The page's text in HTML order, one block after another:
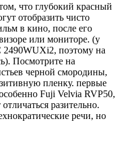
что глубокий красный
отобразить чисто
в кино, после его
или мониторе. (у
2490WUXi2, поэтому на
Посмотрите на
черной смородины,
пленку. первые
Fuji Velvia RVP50,
разительно.
речи, но